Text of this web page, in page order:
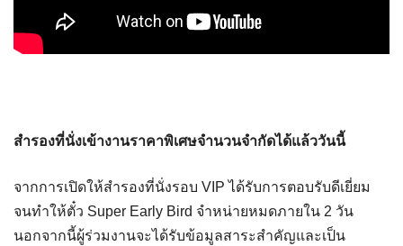
สำรองที่นั่งเข้างานราคาพิเศษจำนวนจำกัดได้แล้ววันนี้
จากการเปิดให้สำรองที่นั่งรอบ VIP ได้รับการตอบรับดีเยี่ยม
จนทำให้ตั๋ว Super Early Bird จำหน่ายหมดภายใน 2 วัน
นอกจากนี้ผู้ร่วมงานจะได้รับข้อมูลสาระสำคัญและเป็น